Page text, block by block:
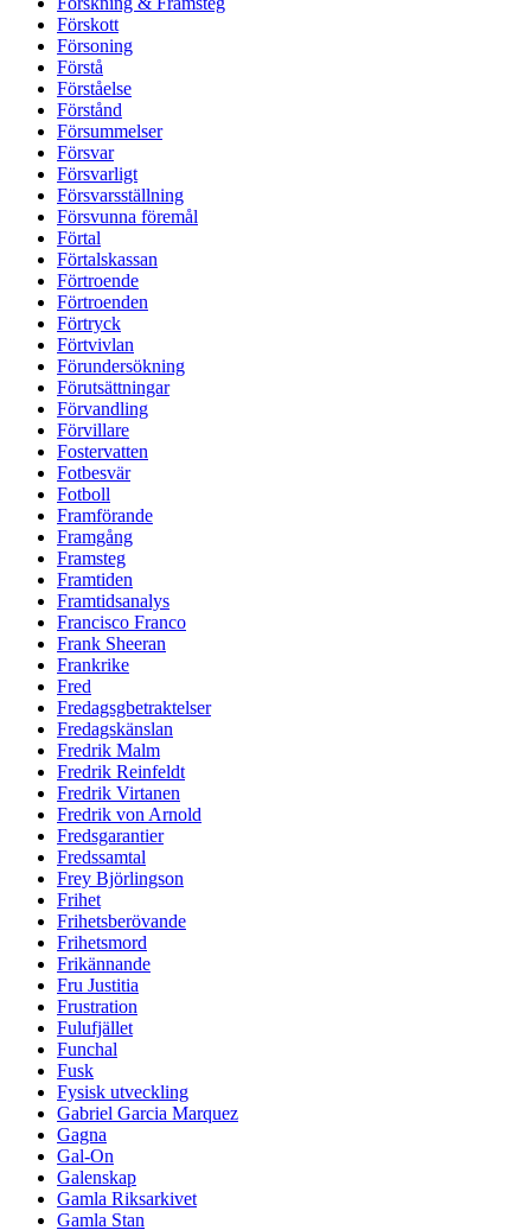
Förskott
Försoning
Förstå
Förståelse
Förstånd
Försummelser
Försvar
Försvarligt
Försvarsställning
Försvunna föremål
Förtal
Förtalskassan
Förtroende
Förtroenden
Förtryck
Förtvivlan
Förundersökning
Förutsättningar
Förvandling
Förvillare
Fostervatten
Fotbesvär
Fotboll
Framförande
Framgång
Framsteg
Framtiden
Framtidsanalys
Francisco Franco
Frank Sheeran
Frankrike
Fred
Fredagsgbetraktelser
Fredagskänslan
Fredrik Malm
Fredrik Reinfeldt
Fredrik Virtanen
Fredrik von Arnold
Fredsgarantier
Fredssamtal
Frey Björlingson
Frihet
Frihetsberövande
Frihetsmord
Frikännande
Fru Justitia
Frustration
Fulufjället
Funchal
Fusk
Fysisk utveckling
Gabriel Garcia Marquez
Gagna
Gal-On
Galenskap
Gamla Riksarkivet
Gamla Stan